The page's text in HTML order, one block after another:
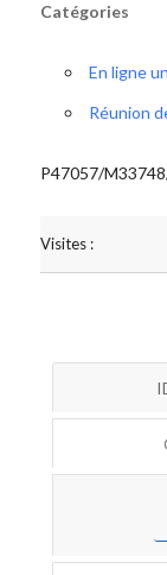
Catégories
En ligne
Réunion
P47057/
Visites :